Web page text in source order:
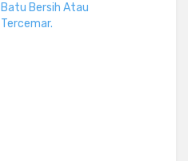
Batu Bersih Atau
Tercemar.